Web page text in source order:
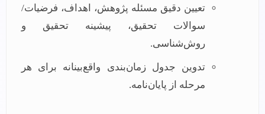
تعیین دقیق مسئله پژوهش، اهداف، فرضیات/
سوالات تحقیق، پیشینه تحقیق و
روش‌شناسی.
تدوین جدول زمان‌بندی واقع‌بینانه برای هر
مرحله از پایان‌نامه.